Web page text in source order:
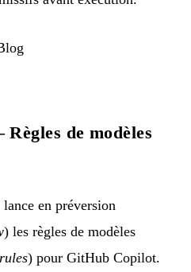
de modèles
en préversion
) les règles de modèles
) pour GitHub Copilot.